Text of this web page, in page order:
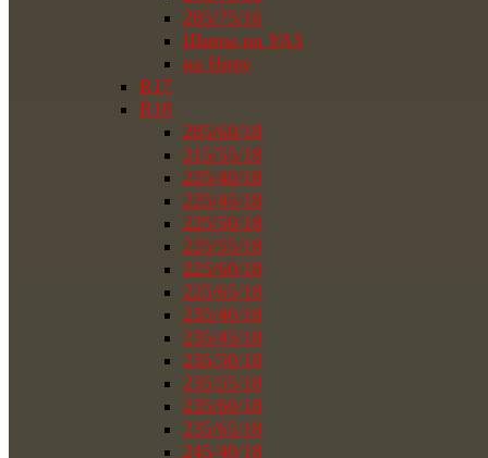
285/75/16
Шины на УАЗ
на Ниву
R17
R18
285/60/18
215/55/18
225/40/18
225/45/18
225/50/18
225/55/18
225/60/18
225/65/18
235/40/18
235/45/18
235/50/18
235/55/18
235/60/18
235/65/18
245/40/18